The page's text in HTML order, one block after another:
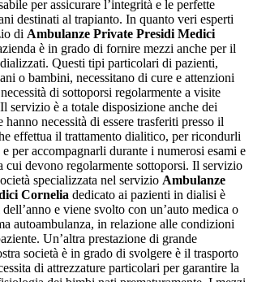
per assicurare l’integrità e le perfette
destinati al trapianto. In quanto veri esperti
di Ambulanze Private Presidi Medici
è in grado di fornire mezzi anche per il
Questi tipi particolari di pazienti,
o bambini, necessitano di cure e attenzioni
di sottoporsi regolarmente a visite
servizio è a totale disposizione anche dei
necessità di essere trasferiti presso il
effettua il trattamento dialitico, per ricondurli
per accompagnarli durante i numerosi esami e
cui devono regolarmente sottoporsi. Il servizio
specializzata nel servizio Ambulanze
Cornelia dedicato ai pazienti in dialisi è
e viene svolto con un’auto medica o
autoambulanza, in relazione alle condizioni
Un’altra prestazione di grande
società è in grado di svolgere è il trasporto
di attrezzature particolari per garantire la